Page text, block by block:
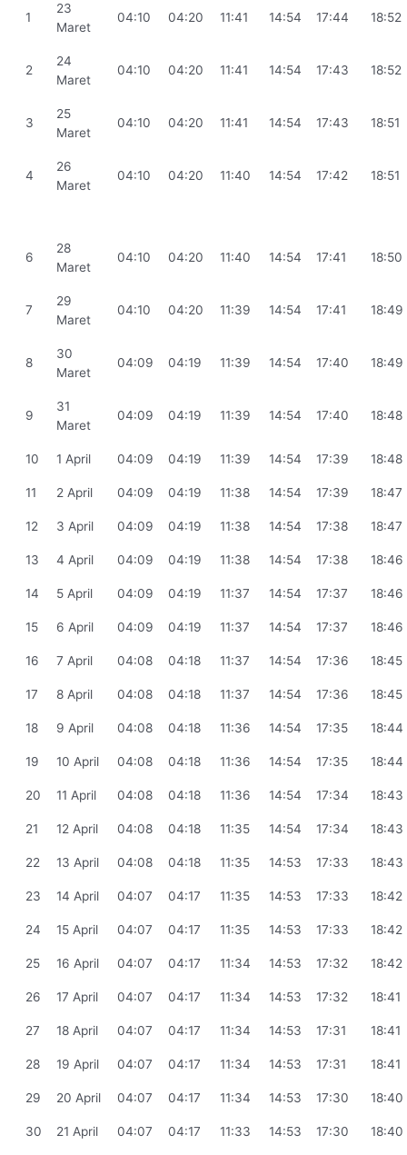
1
23
Maret
04:10 04:20 11:41 14:54 17:44 18:52
2
24
Maret
04:10 04:20 11:41 14:54 17:43 18:52
3
25
Maret
04:10 04:20 11:41 14:54 17:43 18:51
4
26
Maret
04:10 04:20 11:40 14:54 17:42 18:51
6
28
Maret
04:10 04:20 11:40 14:54 17:41 18:50
7
29
Maret
04:10 04:20 11:39 14:54 17:41 18:49
8
30
Maret
04:09 04:19 11:39 14:54 17:40 18:49
9
31
Maret
04:09 04:19 11:39 14:54 17:40 18:48
10 1 April 04:09 04:19 11:39 14:54 17:39 18:48
11 2 April 04:09 04:19 11:38 14:54 17:39 18:47
12 3 April 04:09 04:19 11:38 14:54 17:38 18:47
13 4 April 04:09 04:19 11:38 14:54 17:38 18:46
14 5 April 04:09 04:19 11:37 14:54 17:37 18:46
15 6 April 04:09 04:19 11:37 14:54 17:37 18:46
16 7 April 04:08 04:18 11:37 14:54 17:36 18:45
17 8 April 04:08 04:18 11:37 14:54 17:36 18:45
18 9 April 04:08 04:18 11:36 14:54 17:35 18:44
19 10 April 04:08 04:18 11:36 14:54 17:35 18:44
20 11 April 04:08 04:18 11:36 14:54 17:34 18:43
21 12 April 04:08 04:18 11:35 14:54 17:34 18:43
22 13 April 04:08 04:18 11:35 14:53 17:33 18:43
23 14 April 04:07 04:17 11:35 14:53 17:33 18:42
24 15 April 04:07 04:17 11:35 14:53 17:33 18:42
25 16 April 04:07 04:17 11:34 14:53 17:32 18:42
26 17 April 04:07 04:17 11:34 14:53 17:32 18:41
27 18 April 04:07 04:17 11:34 14:53 17:31 18:41
28 19 April 04:07 04:17 11:34 14:53 17:31 18:41
29 20 April 04:07 04:17 11:34 14:53 17:30 18:40
30 21 April 04:07 04:17 11:33 14:53 17:30 18:40